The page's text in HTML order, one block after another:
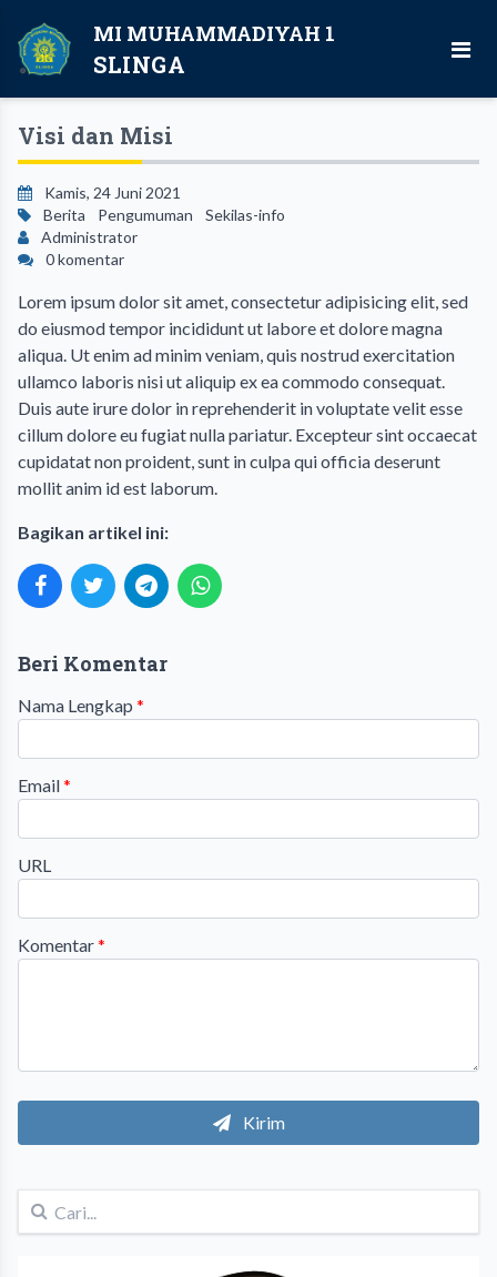
MI MUHAMMADIYAH 1
SLINGA
Visi dan Misi
Kamis, 24 Juni 2021
Berita
Pengumuman
Sekilas-info
Administrator
0 komentar
Lorem ipsum dolor sit amet, consectetur adipisicing elit, sed
do eiusmod tempor incididunt ut labore et dolore magna
aliqua. Ut enim ad minim veniam, quis nostrud exercitation
ullamco laboris nisi ut aliquip ex ea commodo consequat.
Duis aute irure dolor in reprehenderit in voluptate velit esse
cillum dolore eu fugiat nulla pariatur. Excepteur sint occaecat
cupidatat non proident, sunt in culpa qui officia deserunt
mollit anim id est laborum.
Bagikan artikel ini:
Beri Komentar
Nama Lengkap *
Email*
URL
Komentar*
Kirim